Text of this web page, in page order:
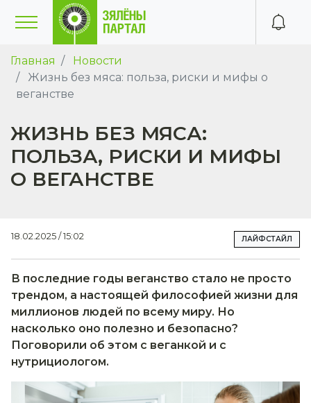
Главная
Новости
Жизнь без мяса: польза, риски и мифы о
веганстве
ЖИЗНЬ БЕЗ МЯСА:
ПОЛЬЗА, РИСКИ И МИФЫ
О ВЕГАНСТВЕ
18.02.2025 / 15:02 ЛАЙФСТАЙЛ
В последние годы веганство стало не просто
трендом, а настоящей философией жизни для
миллионов людей по всему миру. Но
насколько оно полезно и безопасно?
Поговорили об этом с веганкой и с
нутрициологом.